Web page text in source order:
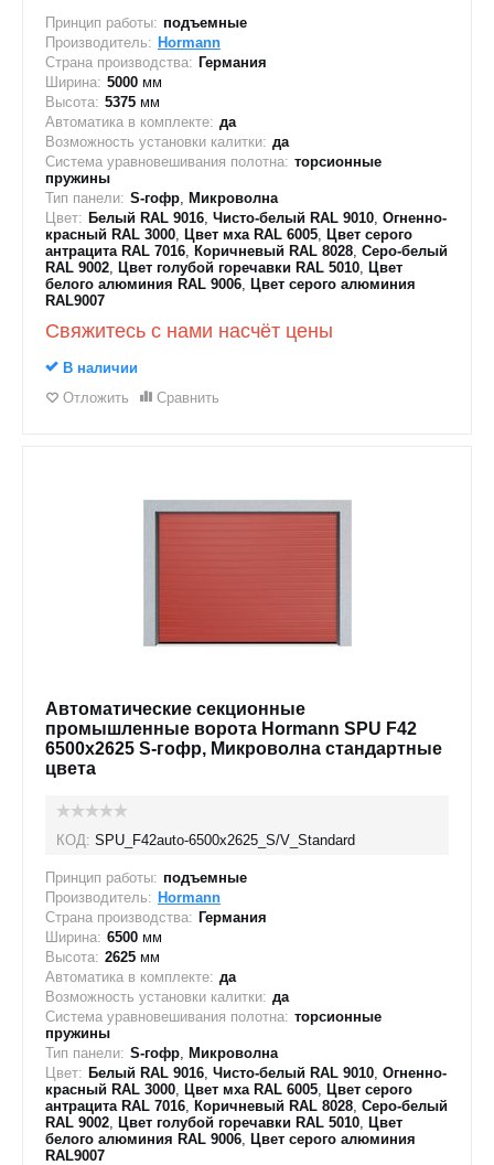
Принцип работы: подъемные
Производитель: Hormann
Страна производства: Германия
Ширина: 5000 мм
Высота: 5375 мм
Автоматика в комплекте: да
Возможность установки калитки: да
Система уравновешивания полотна: торсионные
пружины
Тип панели: S-гофр, Микроволна
Цвет: Белый RAL 9016, Чисто-белый RAL 9010, Огненно-
красный RAL 3000, Цвет мха RAL 6005, Цвет серого
антрацита RAL 7016, Коричневый RAL 8028, Серо-белый
RAL 9002, Цвет голубой горечавки RAL 5010, Цвет
белого алюминия RAL 9006, Цвет серого алюминия
RAL9007
Свяжитесь с нами насчёт цены
В наличии
Отложить
Сравнить
Автоматические секционные
промышленные ворота Hormann SPU F42
6500х2625 S-гофр, Микроволна стандартные
цвета
КОД: SPU_F42auto-6500х2625_S/V_Standard
Принцип работы: подъемные
Производитель: Hormann
Страна производства: Германия
Ширина: 6500 мм
Высота: 2625 мм
Автоматика в комплекте: да
Возможность установки калитки: да
Система уравновешивания полотна: торсионные
пружины
Тип панели: S-гофр, Микроволна
Цвет: Белый RAL 9016, Чисто-белый RAL 9010, Огненно-
красный RAL 3000, Цвет мха RAL 6005, Цвет серого
антрацита RAL 7016, Коричневый RAL 8028, Серо-белый
RAL 9002, Цвет голубой горечавки RAL 5010, Цвет
белого алюминия RAL 9006, Цвет серого алюминия
RAL9007